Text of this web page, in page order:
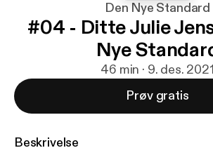
Den Nye Standard
#04 - Ditte Julie
Nye
46 min · 9. des. 2021
Prøv gratis
Beskrivelse